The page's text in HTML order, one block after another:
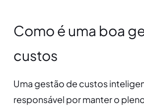
Como é uma boa
custos
Uma gestão de custos
responsável por manter o